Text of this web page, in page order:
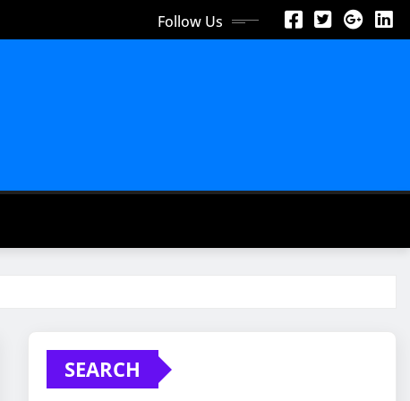
Follow Us
SEARCH